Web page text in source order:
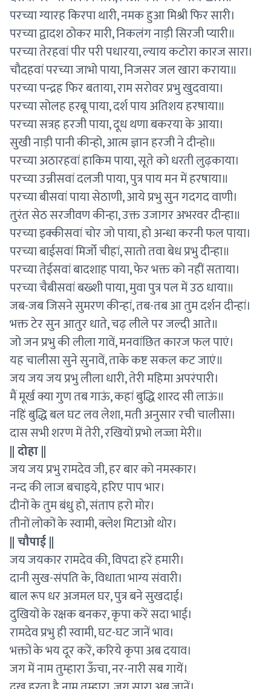
परच्या ग्यारह किरपा थारी, नमक हुआ मिश्री फिर सारी।
परच्या द्वादश ठोकर मारी, निकलंग नाड़ी सिरजी प्यारी॥
परच्या तेरहवां पीर परी पधारया, ल्याय कटोरा कारज सारा।
चौदहवां परच्या जाभो पाया, निजसर जल खारा कराया॥
परच्या पन्द्रह फिर बताया, राम सरोवर प्रभु खुदवाया।
परच्या सोलह हरबू पाया, दर्श पाय अतिशय हरषाया॥
परच्या सत्रह हरजी पाया, दूध थणा बकरया के आया।
सुखी नाड़ी पानी कीन्हो, आत्म ज्ञान हरजी ने दीन्हो॥
परच्या अठारहवां हाकिम पाया, सूते को धरती लुढ़काया।
परच्या उन्नीसवां दलजी पाया, पुत्र पाय मन में हरषाया॥
परच्या बीसवां पाया सेठाणी, आये प्रभु सुन गदगद वाणी।
तुरंत सेठ सरजीवण कीन्हा, उक्त उजागर अभरवर दीन्हा॥
परच्या इक्कीसवां चोर जो पाया, हो अन्धा करनी फल पाया।
परच्या बाईसवां मिर्जो चीहां, सातो तवा बेध प्रभु दीन्हा॥
परच्या तेईसवां बादशाह पाया, फेर भक्त को नहीं सताया।
परच्या चैबीसवां बख्शी पाया, मुवा पुत्र पल में उठ धाया॥
जब-जब जिसने सुमरण कीन्हां, तब-तब आ तुम दर्शन दीन्हां।
भक्त टेर सुन आतुर धाते, चढ़ लीले पर जल्दी आते॥
जो जन प्रभु की लीला गावें, मनवांछित कारज फल पाएं।
यह चालीसा सुने सुनावें, ताके कष्ट सकल कट जाएं॥
जय जय जय प्रभु लीला धारी, तेरी महिमा अपरंपारी।
मैं मूर्ख क्या गुण तब गाऊं, कहां बुद्धि शारद सी लाऊं॥
नहिं बुद्धि बल घट लव लेशा, मती अनुसार रची चालीसा।
दास सभी शरण में तेरी, रखियों प्रभो लज्जा मेरी॥
|| दोहा ||
जय जय प्रभु रामदेव जी, हर बार को नमस्कार।
नन्द की लाज बचाइये, हरिए पाप भार।
दीनों के तुम बंधु हो, संताप हरो मोर।
तीनों लोकों के स्वामी, क्लेश मिटाओ थोर।
|| चौपाई ||
जय जयकार रामदेव की, विपदा हरें हमारी।
दानी सुख-संपति के, विधाता भाग्य संवारी।
बाल रूप धर अजमल घर, पुत्र बने सुखदाई।
दुखियों के रक्षक बनकर, कृपा करें सदा भाई।
रामदेव प्रभु ही स्वामी, घट-घट जानें भाव।
भक्तों के भय दूर करें, करिये कृपा अब दयाव।
जग में नाम तुम्हारा ऊँचा, नर-नारी सब गायें।